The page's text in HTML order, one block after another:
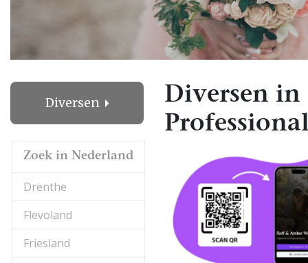
Diversen
Zoek in Nederland
Drenthe
Flevoland
Friesland
Diversen in